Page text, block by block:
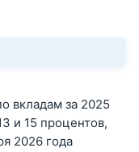
вкладам за 2025
и 15 процентов,
2026 года